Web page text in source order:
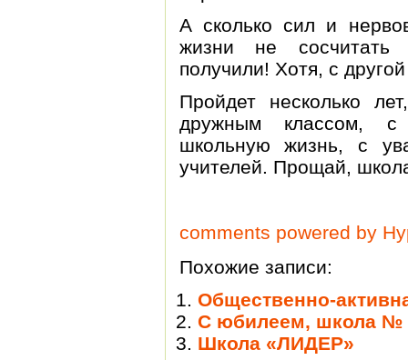
А сколько сил и
жизни не сосчитать
получили! Хотя, с
Пройдет несколько
дружным классом, с
школьную жизнь, с
учителей. Прощай,
comments powered by
Похожие записи:
Общественно-
С юбилеем, школа №
Школа «ЛИДЕР»